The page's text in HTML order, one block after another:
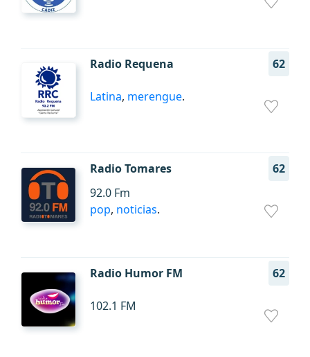
Radio Requena 62
Latina, merengue.
Radio Tomares
62
92.0 Fm
pop, noticias.
Radio Humor FM 62
102.1 FM